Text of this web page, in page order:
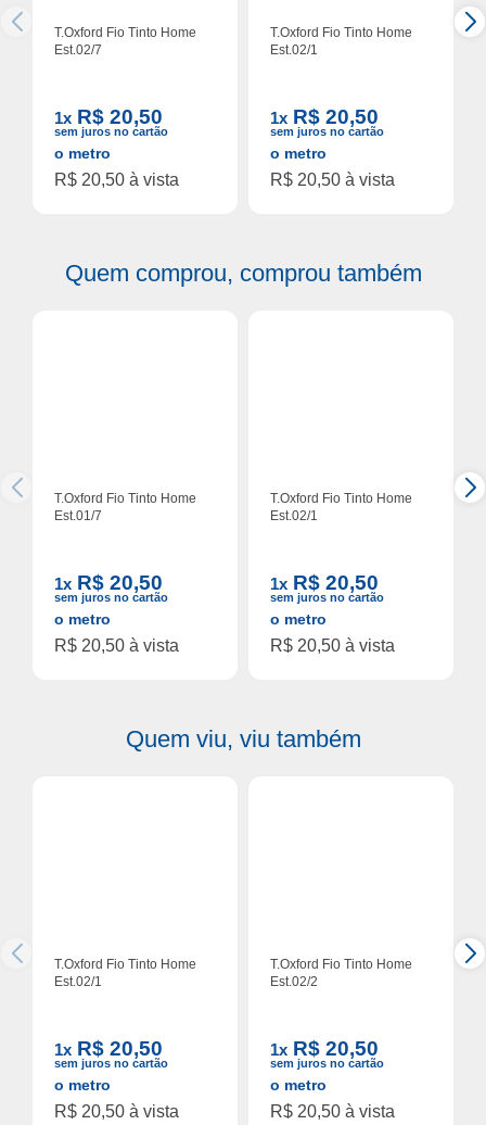
T.Oxford Fio Tinto Home
Est.02/7
1x R$ 20,50
sem juros no cartão
o metro
R$ 20,50 à vista
T.Oxford Fio Tinto Home
Est.02/1
1x R$ 20,50
sem juros no cartão
o metro
R$ 20,50 à vista
Quem comprou, comprou também
T.Oxford Fio Tinto Home
Est.01/7
1x R$ 20,50
sem juros no cartão
o metro
R$ 20,50 à vista
T.Oxford Fio Tinto Home
Est.02/1
1x R$ 20,50
sem juros no cartão
o metro
R$ 20,50 à vista
Quem viu, viu também
T.Oxford Fio Tinto Home
Est.02/1
1x R$ 20,50
sem juros no cartão
o metro
R$ 20,50 à vista
T.Oxford Fio Tinto Home
Est.02/2
1x R$ 20,50
sem juros no cartão
o metro
R$ 20,50 à vista